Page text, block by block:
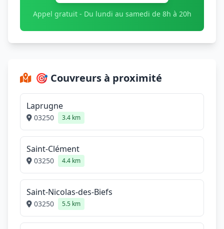
Appel gratuit - Du lundi au samedi de 8h à 20h
🎯 Couvreurs à proximité
Laprugne
03250 3.4 km
Saint-Clément
03250 4.4 km
Saint-Nicolas-des-Biefs
03250 5.5 km